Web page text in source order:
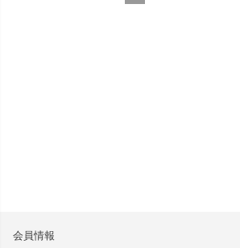
会員情報